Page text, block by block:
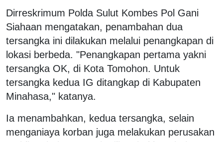
Dirreskrimum Polda Sulut Kombes Pol Gani
Siahaan mengatakan, penambahan dua
tersangka ini dilakukan melalui penangkapan di
lokasi berbeda. "Penangkapan pertama yakni
tersangka OK, di Kota Tomohon. Untuk
tersangka kedua IG ditangkap di Kabupaten
Minahasa," katanya.
Ia menambahkan, kedua tersangka, selain
menganiaya korban juga melakukan perusakan